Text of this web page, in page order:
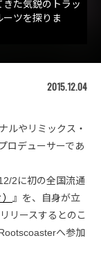
た気鋭のトラッ
ツを探りま
2015.12.04
ルやリミックス・
ロデューサーであ
2に初の全国流通
』を、自身が立
リースするとのこ
へ参加